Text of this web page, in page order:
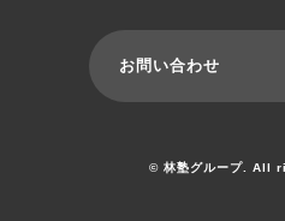
お問い合わせ
© 林塾グループ. All